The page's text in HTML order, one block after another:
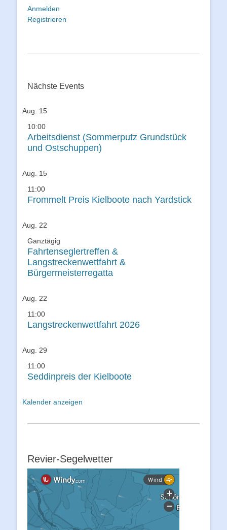
Anmelden
Registrieren
Nächste Events
Aug. 15
10:00
Arbeitsdienst (Sommerputz Grundstück
und Ostschuppen)
Aug. 15
11:00
Frommelt Preis Kielboote nach Yardstick
Aug. 22
Ganztägig
Fahrtenseglertreffen &
Langstreckenwettfahrt &
Bürgermeisterregatta
Aug. 22
11:00
Langstreckenwettfahrt 2026
Aug. 29
11:00
Seddinpreis der Kielboote
Kalender anzeigen
Revier-Segelwetter